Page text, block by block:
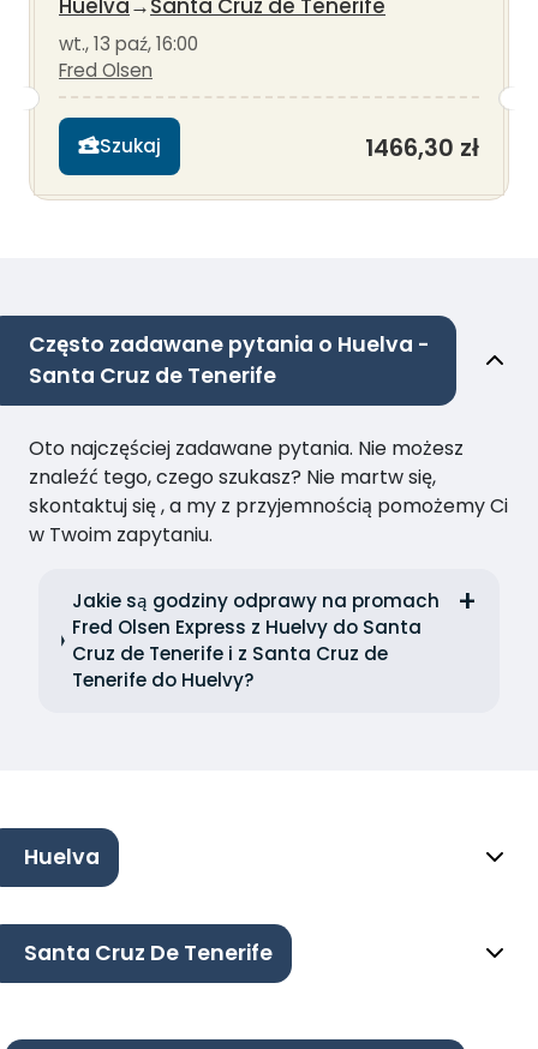
wt., 13 paź, 16:00
Fred Olsen
Szukaj 1466,30 zł
Często zadawane pytania o Huelva -
Santa Cruz de Tenerife
Oto najczęściej zadawane pytania. Nie możesz
znaleźć tego, czego szukasz? Nie martw się,
skontaktuj się , a my z przyjemnością pomożemy Ci
w Twoim zapytaniu.
Jakie są godziny odprawy na promach
Fred Olsen Express z Huelvy do Santa
Cruz de Tenerife i z Santa Cruz de
Tenerife do Huelvy?
Huelva
Santa Cruz De Tenerife